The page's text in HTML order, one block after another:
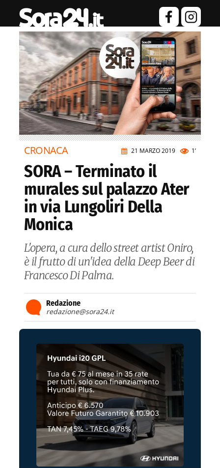
21 MARZO 2019 1’
CRONACA
SORA – Terminato il
murales sul palazzo Ater
in via Lungoliri Della
Monica
L'opera, a cura dello street artist Oniro,
è il frutto di un'idea della Deep Beer di
Francesco Di Palma.
Redazione
redazione@sora24.it